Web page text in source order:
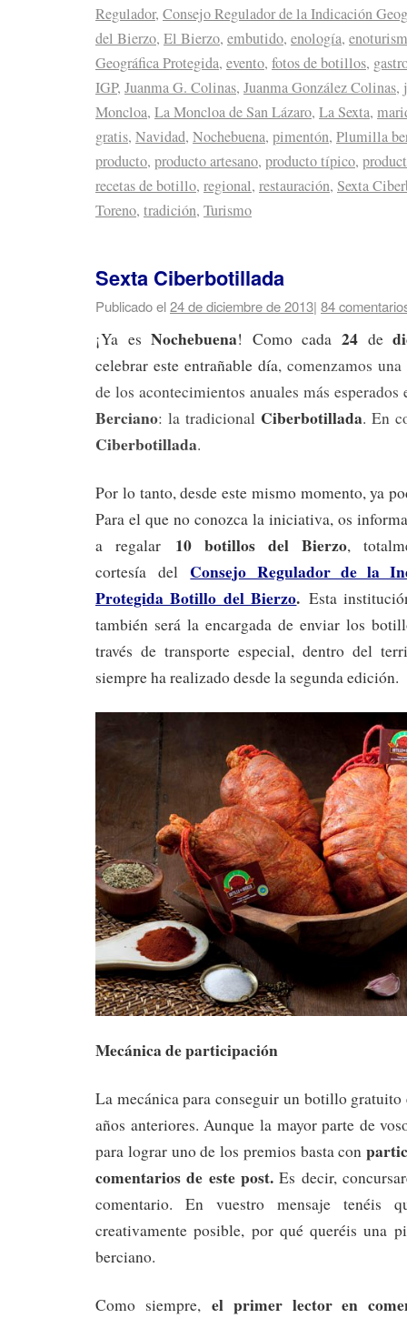
Regulador, Consejo Regulador de la Indicación
del Bierzo, El Bierzo, embutido, enología,
Geográfica Protegida, evento, fotos de botillos,
IGP, Juanma G. Colinas, Juanma González Colinas,
Moncloa, La Moncloa de San Lázaro, La Sexta,
gratis, Navidad, Nochebuena, pimentón, Plumilla
producto, producto artesano, producto típico,
recetas de botillo, regional, restauración, Sexta
Toreno, tradición, Turismo
Sexta Ciberbotillada
Publicado el24 de diciembre de 2013| 84
¡Ya esNochebuena! Como cada24 de
celebrar este entrañable día, comenzamos
de los acontecimientos anuales más esperados
Berciano: la tradicional Ciberbotillada. En
Ciberbotillada.
Por lo tanto, desde este mismo momento, ya
Para el que no conozca la iniciativa, os
a regalar 10 botillos del Bierzo,
cortesía del Consejo Regulador de la
Protegida Botillo del Bierzo. Esta
también será la encargada de enviar los
través de transporte especial, dentro del
siempre ha realizado desde la segunda edición.
Mecánica de participación
La mecánica para conseguir un botillo
años anteriores. Aunque la mayor parte de
para lograr uno de los premios basta con
comentarios de este post. Es decir,
comentario. En vuestro mensaje tenéis
creativamente posible, por qué queréis una
berciano.
Como siempre,el primer lector en